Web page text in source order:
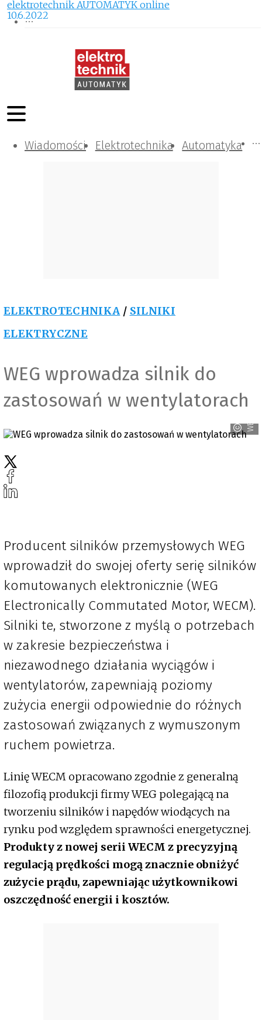
Wiadomości Elektrotechnika Automatyka
Komunikacja i IT
Kontrola
Tematy specjalne
ELEKTROTECHNIKA / SILNIKI
ELEKTRYCZNE
WEG wprowadza silnik do
zastosowań w wentylatorach
WEG
elektrotechnik AUTOMATYK online
10.6.2022
Producent silników przemysłowych WEG
wprowadził do swojej oferty serię silników
komutowanych elektronicznie (WEG
Electronically Commutated Motor, WECM).
Silniki te, stworzone z myślą o potrzebach
w zakresie bezpieczeństwa i
niezawodnego działania wyciągów i
wentylatorów, zapewniają poziomy
zużycia energii odpowiednie do różnych
zastosowań związanych z wymuszonym
ruchem powietrza.
Linię WECM opracowano zgodnie z generalną
filozofią produkcji firmy WEG polegającą na
tworzeniu silników i napędów wiodących na
rynku pod względem sprawności energetycznej.
Produkty z nowej serii WECM z precyzyjną
regulacją prędkości mogą znacznie obniżyć
zużycie prądu, zapewniając użytkownikowi
oszczędność energii i kosztów.